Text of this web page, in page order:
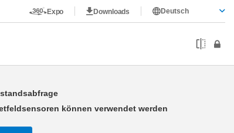
Expo Downloads Deutsch
können verwendet werden